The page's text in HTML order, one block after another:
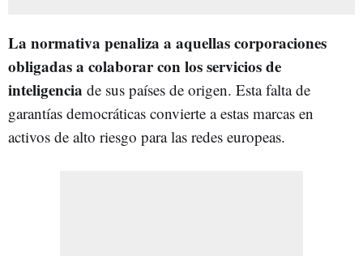
La normativa penaliza a aquellas corporaciones
obligadas a colaborar con los servicios de
inteligencia de sus países de origen. Esta falta de
garantías democráticas convierte a estas marcas en
activos de alto riesgo para las redes europeas.